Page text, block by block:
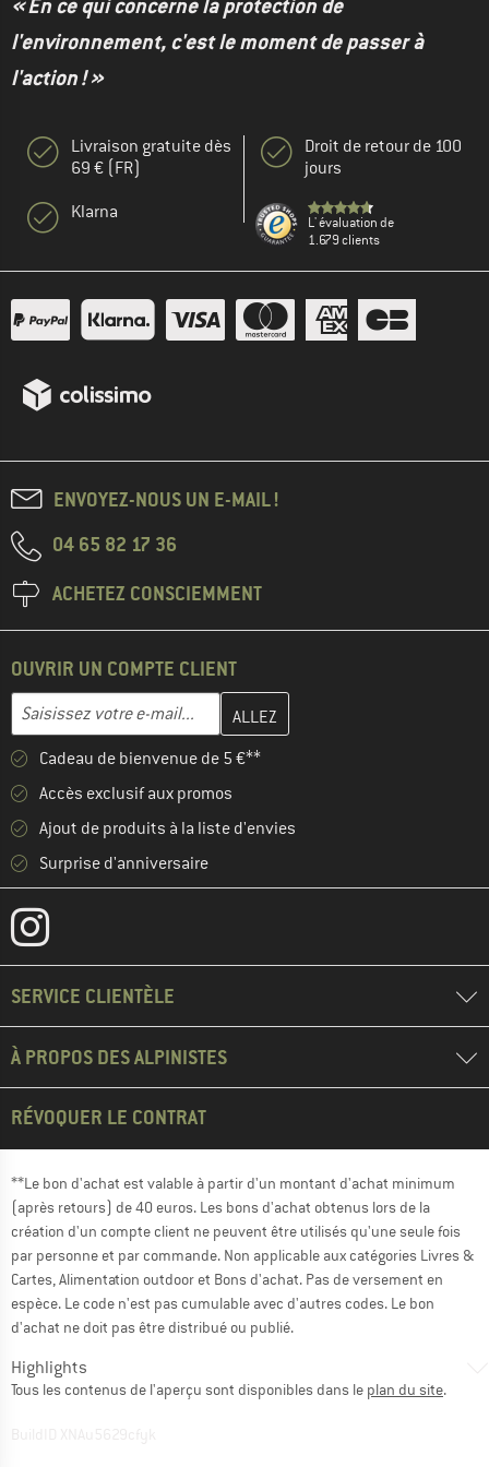
« En ce qui concerne la protection de
l'environnement, c'est le moment de passer à
l'action ! »
Livraison gratuite dès
69 € (FR)
Klarna
Droit de retour de 100
jours
L' évaluation de
1.679 clients
ENVOYEZ-NOUS UN E-MAIL !
04 65 82 17 36
ACHETEZ CONSCIEMMENT
OUVRIR UN COMPTE CLIENT
Adresse e-mail
Entrez votre adresse e-mail ici et créez votre compte client à la
Cadeau de bienvenue de 5 €**
Accès exclusif aux promos
Ajout de produits à la liste d'envies
Surprise d'anniversaire
SERVICE CLIENTÈLE
À PROPOS DES ALPINISTES
RÉVOQUER LE CONTRAT
**Le bon d'achat est valable à partir d'un montant d'achat minimum
(après retours) de 40 euros. Les bons d'achat obtenus lors de la
création d'un compte client ne peuvent être utilisés qu'une seule fois
par personne et par commande. Non applicable aux catégories Livres &
Cartes, Alimentation outdoor et Bons d'achat. Pas de versement en
espèce. Le code n'est pas cumulable avec d'autres codes. Le bon
d'achat ne doit pas être distribué ou publié.
Highlights
Tous les contenus de l'aperçu sont disponibles dans le plan du site.